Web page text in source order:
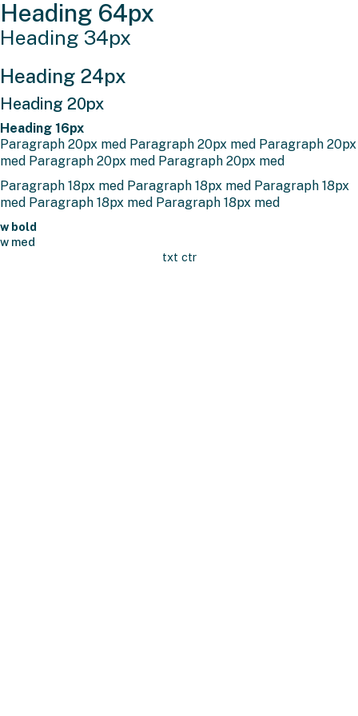
Heading 64px
Heading 34px
Heading 24px
Heading 20px
Heading 16px
Paragraph 20px med Paragraph 20px med Paragraph 20px
med Paragraph 20px med Paragraph 20px med
Paragraph 18px med Paragraph 18px med Paragraph 18px
med Paragraph 18px med Paragraph 18px med
w bold
w med
txt ctr